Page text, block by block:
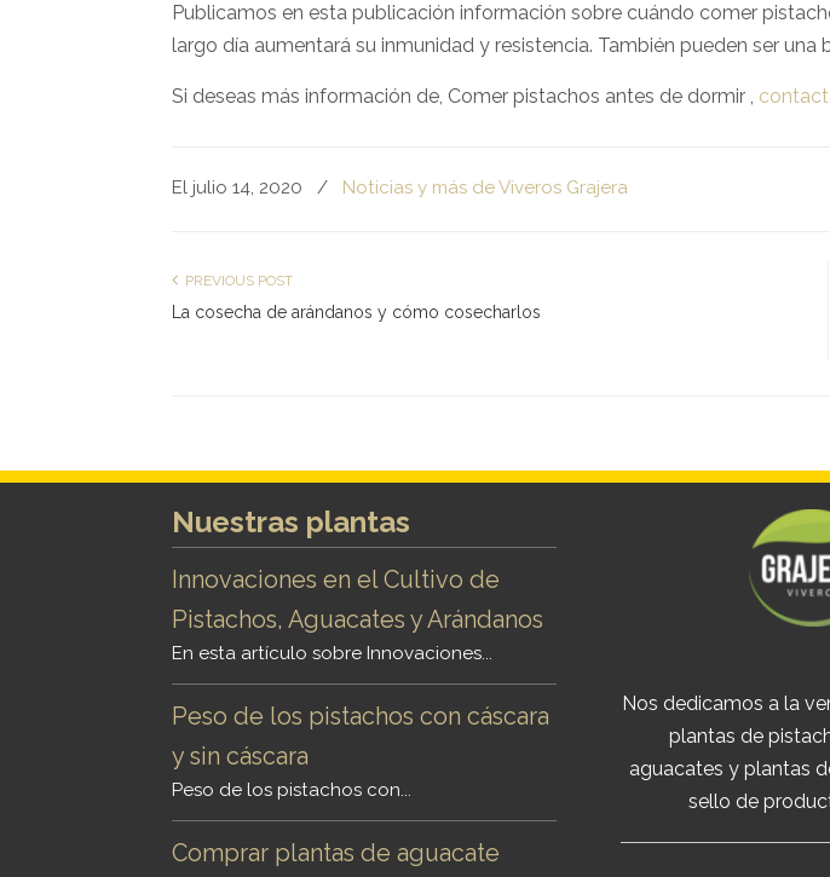
Publicamos en esta publicación información sobre cuándo comer
largo día aumentará su inmunidad y resistencia. También pueden ser una
Si deseas más información de, Comer pistachos antes de dormir ,
El julio 14, 2020 / Noticias y más de Viveros Grajera
PREVIOUS POST
La cosecha de arándanos y cómo cosecharlos
Nuestras plantas
Innovaciones en el Cultivo de
Pistachos, Aguacates y Arándanos
En esta artículo sobre Innovaciones...
Peso de los pistachos con cáscara
y sin cáscara
Peso de los pistachos con...
Comprar plantas de aguacate
Nos dedicamos a la
plantas de
aguacates y plantas
sello de